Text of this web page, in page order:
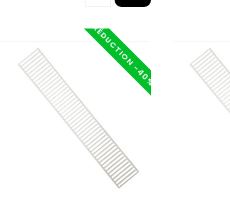
RÉDUCTION -40%